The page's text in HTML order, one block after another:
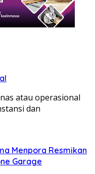
atau operasional
dan
Menpora Resmikan
Garage